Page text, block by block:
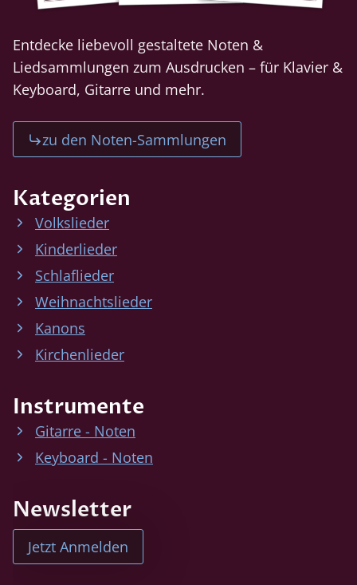
Entdecke liebevoll gestaltete Noten &
Liedsammlungen zum Ausdrucken – für Klavier &
Keyboard, Gitarre und mehr.
zu den Noten-Sammlungen
Kategorien
Volkslieder
Kinderlieder
Schlaflieder
Weihnachtslieder
Kanons
Kirchenlieder
Instrumente
Gitarre - Noten
Keyboard - Noten
Newsletter
Jetzt Anmelden